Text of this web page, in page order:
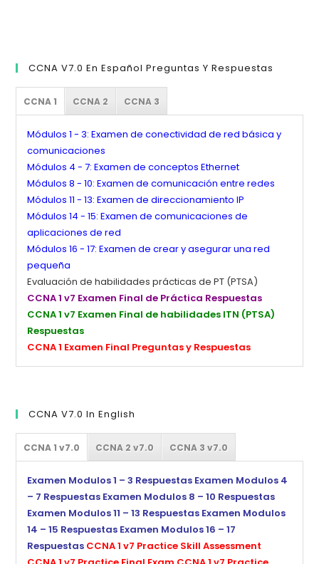
CCNA V7.0 En Español Preguntas Y Respuestas
CCNA 1 CCNA 2 CCNA 3
Módulos 1 - 3: Examen de conectividad de red básica y
comunicaciones
Módulos 4 - 7: Examen de conceptos Ethernet
Módulos 8 - 10: Examen de comunicación entre redes
Módulos 11 - 13: Examen de direccionamiento IP
Módulos 14 - 15: Examen de comunicaciones de
aplicaciones de red
Módulos 16 - 17: Examen de crear y asegurar una red
pequeña
Evaluación de habilidades prácticas de PT (PTSA)
CCNA 1 v7 Examen Final de Práctica Respuestas
CCNA 1 v7 Examen Final de habilidades ITN (PTSA)
Respuestas
CCNA 1 Examen Final Preguntas y Respuestas
CCNA V7.0 In English
CCNA 1 v7.0 CCNA 2 v7.0 CCNA 3 v7.0
Examen Modulos 1 – 3 Respuestas Examen Modulos 4
– 7 Respuestas Examen Modulos 8 – 10 Respuestas
Examen Modulos 11 – 13 Respuestas Examen Modulos
14 – 15 Respuestas Examen Modulos 16 – 17
Respuestas CCNA 1 v7 Practice Skill Assessment